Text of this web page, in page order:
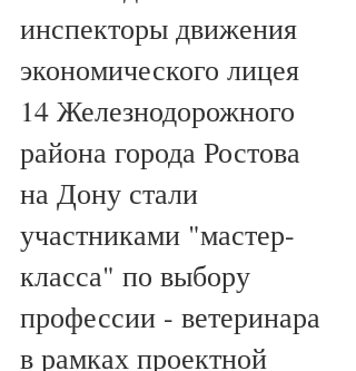
инспекторы движения
экономического лицея
14 Железнодорожного
района города Ростова
на Дону стали
участниками "мастер-
класса" по выбору
профессии - ветеринара
в рамках проектной